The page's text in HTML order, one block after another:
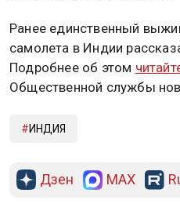
Ранее единственный
самолета в Индии
Подробнее об этом
Общественной службы
ИНДИЯ
Дзен MAX